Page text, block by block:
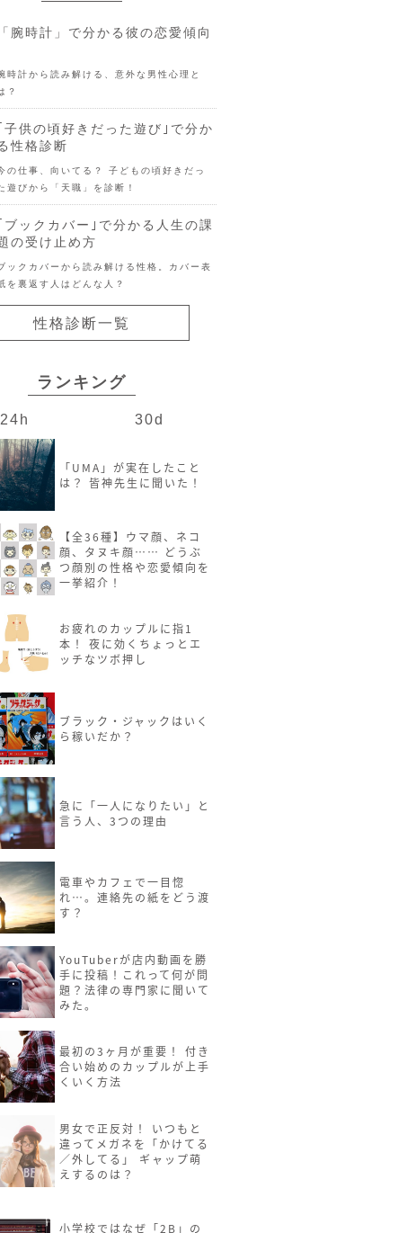
「腕時計」で分かる彼の恋愛傾向
時計から読み解ける、意外な男性心理と
？
｢子供の頃好きだった遊び｣で分か
性格診断
の仕事、向いてる？ 子どもの頃好きだっ
遊びから「天職」を診断！
｢ブックカバー｣で分かる人生の課
の受け止め方
ックカバーから読み解ける性格。カバー表
を裏返す人はどんな人？
性格診断一覧
ランキング
24h 30d
「UMA」が実在したこと
は？ 皆神先生に聞いた！
【全36種】ウマ顔、ネコ
顔、タヌキ顔…… どうぶ
つ顔別の性格や恋愛傾向を
一挙紹介！
お疲れのカップルに指1
本！ 夜に効くちょっとエ
ッチなツボ押し
ブラック・ジャックはいく
ら稼いだか？
急に「一人になりたい」と
言う人、3つの理由
電車やカフェで一目惚
れ…。連絡先の紙をどう渡
す？
YouTuberが店内動画を勝
手に投稿！これって何が問
題？法律の専門家に聞いて
みた。
最初の3ヶ月が重要！ 付き
合い始めのカップルが上手
くいく方法
男女で正反対！ いつもと
違ってメガネを「かけてる
／外してる」 ギャップ萌
えするのは？
小学校ではなぜ「2B」の